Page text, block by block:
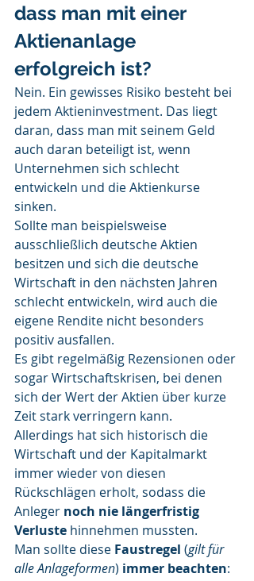
dass man mit einer
Aktienanlage
erfolgreich ist?
Nein. Ein gewisses Risiko besteht bei
jedem Aktieninvestment. Das liegt
daran, dass man mit seinem Geld
auch daran beteiligt ist, wenn
Unternehmen sich schlecht
entwickeln und die Aktienkurse
sinken.
Sollte man beispielsweise
ausschließlich deutsche Aktien
besitzen und sich die deutsche
Wirtschaft in den nächsten Jahren
schlecht entwickeln, wird auch die
eigene Rendite nicht besonders
positiv ausfallen.
Es gibt regelmäßig Rezensionen oder
sogar Wirtschaftskrisen, bei denen
sich der Wert der Aktien über kurze
Zeit stark verringern kann.
Allerdings hat sich historisch die
Wirtschaft und der Kapitalmarkt
immer wieder von diesen
Rückschlägen erholt, sodass die
Anleger noch nie längerfristig
Verluste hinnehmen mussten.
Man sollte diese Faustregel (gilt für
alle Anlageformen) immer beachten: